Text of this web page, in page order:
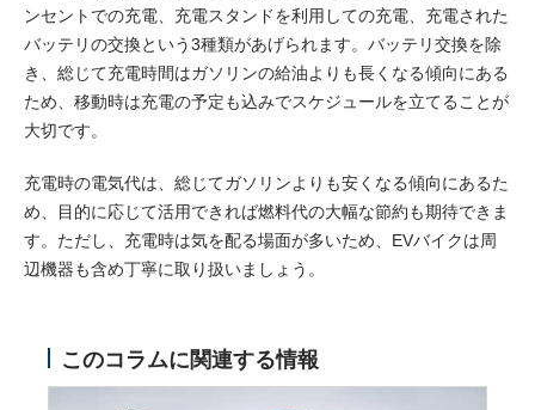
ンセントでの充電、充電スタンドを利用しての充電、充電された
バッテリの交換という3種類があげられます。バッテリ交換を除
き、総じて充電時間はガソリンの給油よりも長くなる傾向にある
ため、移動時は充電の予定も込みでスケジュールを立てることが
大切です。
充電時の電気代は、総じてガソリンよりも安くなる傾向にあるた
め、目的に応じて活用できれば燃料代の大幅な節約も期待できま
す。ただし、充電時は気を配る場面が多いため、EVバイクは周
辺機器も含め丁寧に取り扱いましょう。
このコラムに関連する情報